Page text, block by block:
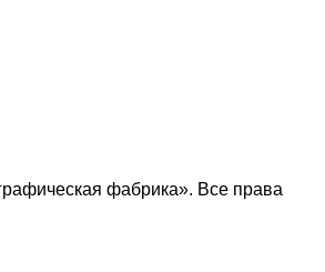
фабрика». Все права